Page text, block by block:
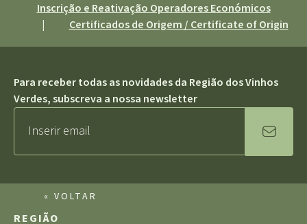
Inscrição e Reativação Operadores Económicos
|
Certificados de Origem / Certificate of Origin
Para receber todas as novidades da Região dos Vinhos
Verdes, subscreva a nossa newsletter
« VOLTAR
REGIÃO